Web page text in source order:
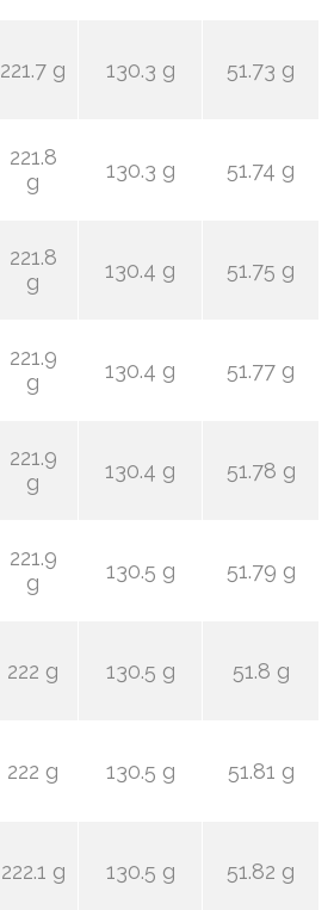
221.7 g 130.3 g 51.73 g
221.8
g
130.3 g 51.74 g
221.8
g
130.4 g 51.75 g
221.9
g
130.4 g 51.77 g
221.9
g
130.4 g 51.78 g
221.9
g
130.5 g 51.79 g
222 g 130.5 g 51.8 g
222 g 130.5 g 51.81 g
222.1 g 130.5 g 51.82 g